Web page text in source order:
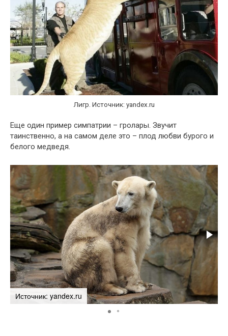
Лигр. Источник: yandex.ru
Еще один пример симпатрии – гролары. Звучит
таинственно, а на самом деле это – плод любви бурого и
белого медведя.
Источник: yandex.ru